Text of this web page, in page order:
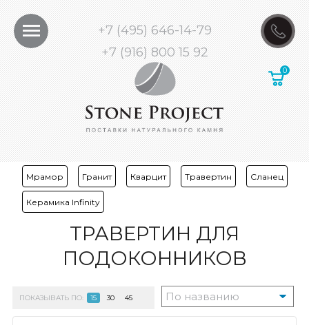
+7 (495) 646-14-79
+7 (916) 800 15 92
Мрамор Гранит Кварцит Травертин Сланец
Керамика Infinity
ТРАВЕРТИН ДЛЯ
ПОДОКОННИКОВ
ПОКАЗЫВАТЬ ПО: 15 30 45